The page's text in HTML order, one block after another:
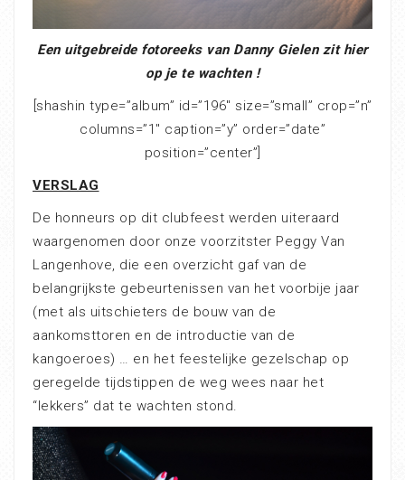
Een uitgebreide fotoreeks van Danny Gielen zit hier
op je te wachten !
[shashin type=”album” id=”196″ size=”small” crop=”n”
columns=”1″ caption=”y” order=”date”
position=”center”]
VERSLAG
De honneurs op dit clubfeest werden uiteraard
waargenomen door onze voorzitster Peggy Van
Langenhove, die een overzicht gaf van de
belangrijkste gebeurtenissen van het voorbije jaar
(met als uitschieters de bouw van de
aankomsttoren en de introductie van de
kangoeroes) … en het feestelijke gezelschap op
geregelde tijdstippen de weg wees naar het
“lekkers” dat te wachten stond.